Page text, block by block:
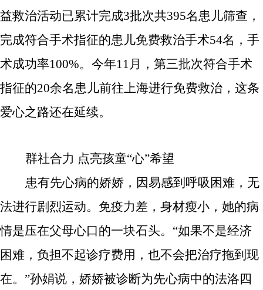
益救治活动已累计完成3批次共395名患儿筛查，
完成符合手术指征的患儿免费救治手术54名 ，手
术成功率100%。今年11月，第三批次符合手术
指征的20余名患儿前往上海进行免费救治，这条
爱心之路还在延续。
群社合力 点亮孩童“心”希望
患有先心病的娇娇，因易感到呼吸困难，无
法进行剧烈运动。免疫力差，身材瘦小，她的病
情是压在父母心口的一块石头。“如果不是经济
困难， 负担不起诊疗费用， 也不会把治疗拖到现
在。”孙娟说，娇娇被诊断为先心病中的法洛四